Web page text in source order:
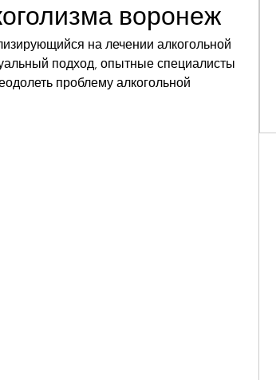
воронеж
на лечении алкогольной
подход, опытные специалисты
проблему алкогольной